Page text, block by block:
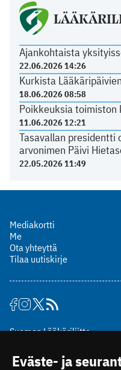
Ajankohtaista
22.06.2026 14:26
Kurkista
18.06.2026 08:58
Poikkeuksia toimiston
11.06.2026 12:21
Tasavallan
arvonimen Päivi
22.05.2026 11:49
Mediakortti
Me
Ota yhteyttä
Tilaa uutiskirje
Suomen Lääkäriliitto
00510 Helsinki
Eväste- ja